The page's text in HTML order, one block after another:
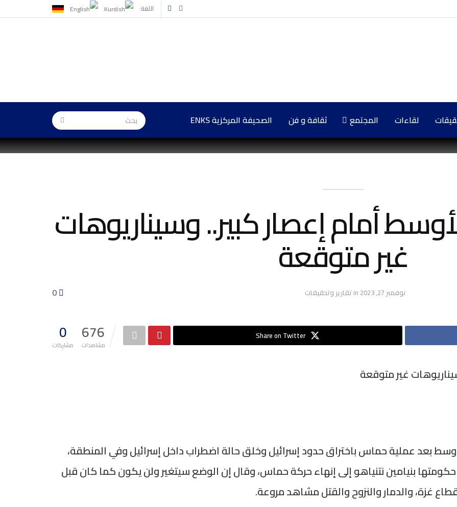
اللغة:
لقاءات المجتمع ثقافة و فن الصحيفة المركزية ENKS
أمام إعصار كبير.. وسيناريوهات
غير متوقعة
نوفمبر 27, 2023 in تقارير وتحقيقات
0
مشاركات
676
مشاهدات
Share on Twitter
غير متوقعة
بعد عملية حماس باختراق حدود إسرائيل وخلق حالة اضطراب داخل إسرائيل وفي المنطقة،
بنيامين نتنياهو إلى إنهاء حركة حماس، وقال إن الوضع سيتغير ولن يكون كما كان قبل
غزة، والدمار والنزوح والقتل مشاهد مروعة.